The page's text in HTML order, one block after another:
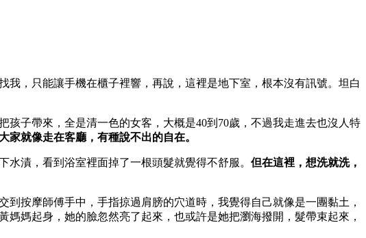
，只能讓手機在櫃子裡響，再說，這裡是地下室，根本沒有訊號。坦白
子帶來，全是清一色的女客，大概是40到70歲，不過我走進去也沒人特
大家就像走在客廳，有種說不出的自在。
漬，看到浴室裡面掉了一根頭髮就覺得不舒服。 但在這裡，想洗就洗，
按摩師傅手中，手指掠過肩膀的穴道時，我覺得自己就像是一團黏土，
媽起身，她的臉忽然亮了起來，也或許是她把瀏海撥開，髮帶束起來，